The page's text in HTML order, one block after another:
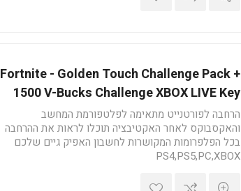
Fortnite - Golden Touch Challenge Pack +
1500 V-Bucks Challenge XBOX LIVE Key
הרחבה לפורטנייט מתאימה לפלטפורמת המחשב
והאקסבוקס לאחר האקטיבציה תוכלו לראות את ההרחבה
בכל הפלפרומות המקושרות לחשבון האפיק גיים שלכם
PS4,PS5,PC,XBOX
US/redeem